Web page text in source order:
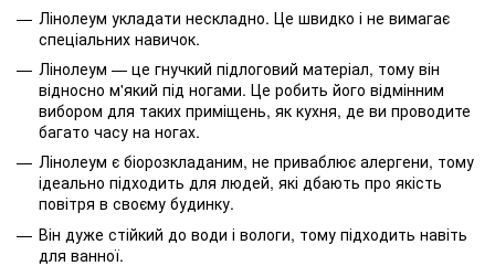
Лінолеум укладати нескладно. Це швидко і не вимагає
спеціальних навичок.
Лінолеум — це гнучкий підлоговий матеріал, тому він
відносно м'який під ногами. Це робить його відмінним
вибором для таких приміщень, як кухня, де ви проводите
багато часу на ногах.
Лінолеум є біорозкладаним, не приваблює алергени, тому
ідеально підходить для людей, які дбають про якість
повітря в своєму будинку.
Він дуже стійкий до води і вологи, тому підходить навіть
для ванної.